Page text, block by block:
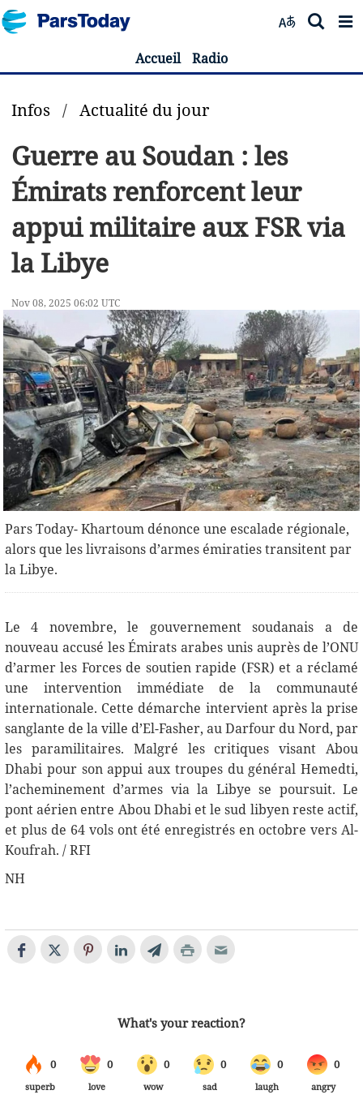
Accueil Radio
Infos / Actualité du jour
Guerre au Soudan : les
Émirats renforcent leur
appui militaire aux FSR via
la Libye
Nov 08, 2025 06:02 UTC
Pars Today- Khartoum dénonce une escalade régionale,
alors que les livraisons d’armes émiraties transitent par
la Libye.
Le 4 novembre, le gouvernement soudanais a de
nouveau accusé les Émirats arabes unis auprès de l’ONU
d’armer les Forces de soutien rapide (FSR) et a réclamé
une intervention immédiate de la communauté
internationale. Cette démarche intervient après la prise
sanglante de la ville d’El-Fasher, au Darfour du Nord, par
les paramilitaires. Malgré les critiques visant Abou
Dhabi pour son appui aux troupes du général Hemedti,
l’acheminement d’armes via la Libye se poursuit. Le
pont aérien entre Abou Dhabi et le sud libyen reste actif,
et plus de 64 vols ont été enregistrés en octobre vers Al-
Koufrah. / RFI
NH